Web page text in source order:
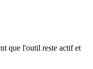
que l'outil reste actif et